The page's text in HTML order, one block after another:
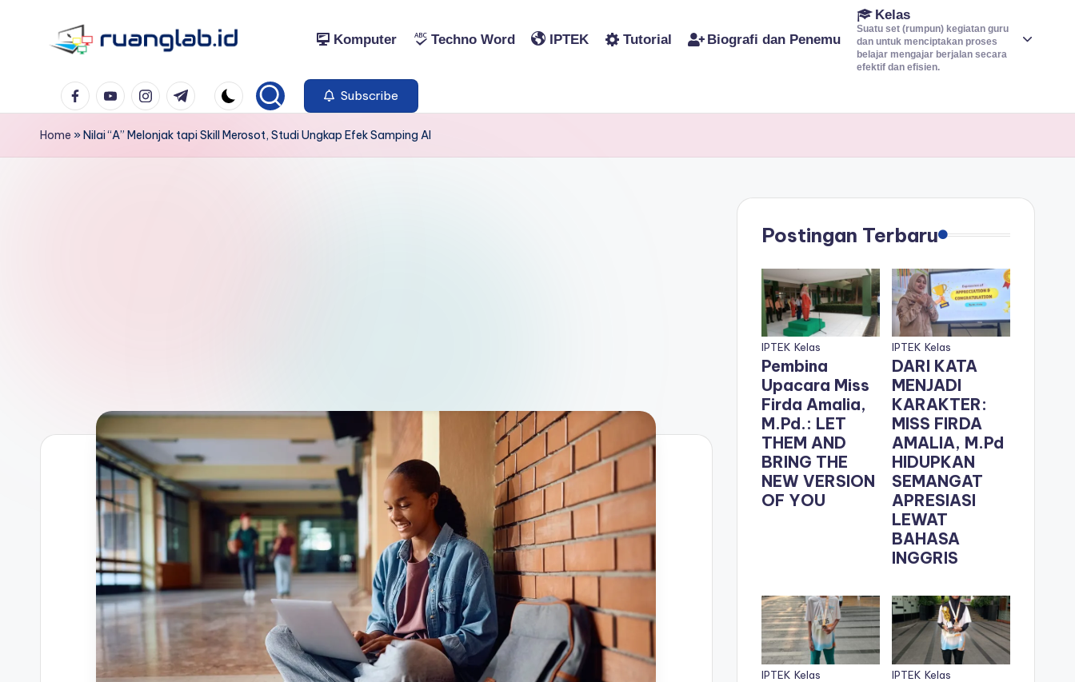
Klik
Banyak
Manfaat
Komputer Techno Word IPTEK Tutorial Biografi dan Penemu
Kelas
Suatu set (rumpun) kegiatan guru
dan untuk menciptakan proses
belajar mengajar berjalan secara
efektif dan efisien.
FacebookYouTubeInstagramTelegram Subscribe
Home »Nilai “A” Melonjak tapi Skill Merosot, Studi Ungkap Efek Samping AI
Postingan Terbaru
IPTEK Kelas
Pembina
Upacara Miss
Firda Amalia,
M.Pd.: LET
THEM AND
BRING THE
NEW VERSION
OF YOU
IPTEK Kelas
DARI KATA
MENJADI
KARAKTER:
MISS FIRDA
AMALIA, M.Pd
HIDUPKAN
SEMANGAT
APRESIASI
LEWAT
BAHASA
INGGRIS
IPTEK Kelas IPTEK Kelas